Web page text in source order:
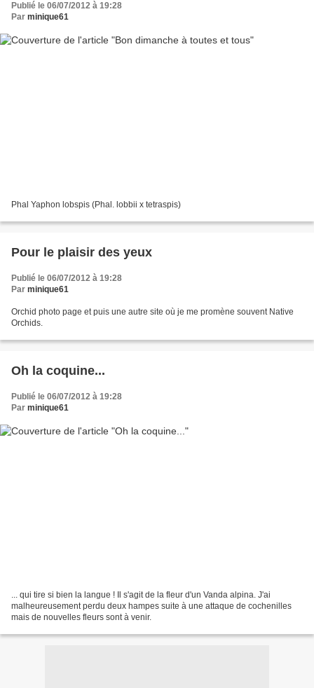
Publié le 06/07/2012 à 19:28
Par minique61
Phal Yaphon lobspis (Phal. lobbii x tetraspis)
Pour le plaisir des yeux
Publié le 06/07/2012 à 19:28
Par minique61
Orchid photo page et puis une autre site où je me promène souvent Native
Orchids.
Oh la coquine...
Publié le 06/07/2012 à 19:28
Par minique61
... qui tire si bien la langue ! Il s'agit de la fleur d'un Vanda alpina. J'ai
malheureusement perdu deux hampes suite à une attaque de cochenilles
mais de nouvelles fleurs sont à venir.